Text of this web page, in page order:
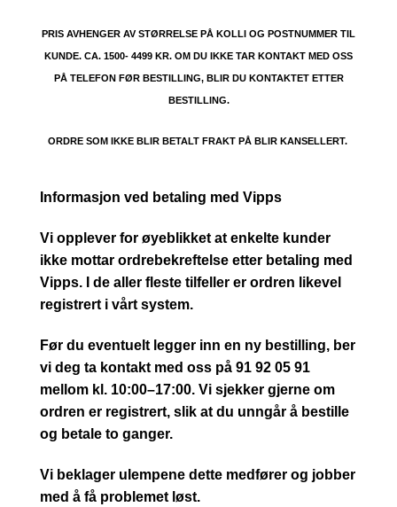
PRIS AVHENGER AV STØRRELSE PÅ KOLLI OG POSTNUMMER TIL
KUNDE. CA. 1500- 4499 KR. OM DU IKKE TAR KONTAKT MED OSS
PÅ TELEFON FØR BESTILLING, BLIR DU KONTAKTET ETTER
BESTILLING.
ORDRE SOM IKKE BLIR BETALT FRAKT PÅ BLIR KANSELLERT.
Informasjon ved betaling med Vipps
Vi opplever for øyeblikket at enkelte kunder
ikke mottar ordrebekreftelse etter betaling med
Vipps. I de aller fleste tilfeller er ordren likevel
registrert i vårt system.
Før du eventuelt legger inn en ny bestilling, ber
vi deg ta kontakt med oss på 91 92 05 91
mellom kl. 10:00–17:00. Vi sjekker gjerne om
ordren er registrert, slik at du unngår å bestille
og betale to ganger.
Vi beklager ulempene dette medfører og jobber
med å få problemet løst.